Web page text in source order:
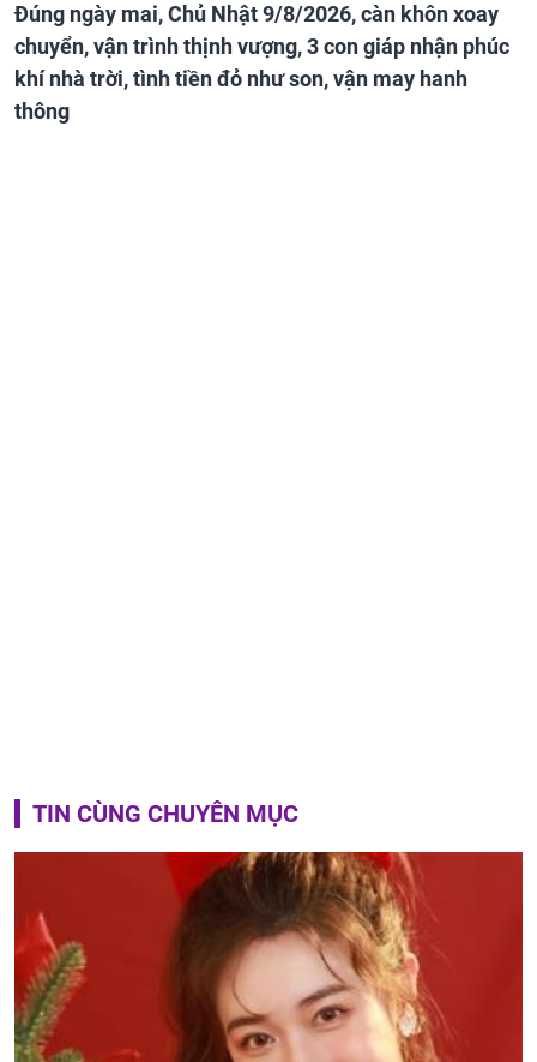
Đúng ngày mai, Chủ Nhật 9/8/2026, càn khôn xoay
chuyển, vận trình thịnh vượng, 3 con giáp nhận phúc
khí nhà trời, tình tiền đỏ như son, vận may hanh
thông
TIN CÙNG CHUYÊN MỤC